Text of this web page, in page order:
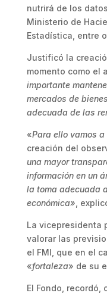
nutrirá de los
Ministerio de
Estadística, entre
Justificó la
momento como el
importante
mercados de
adecuada de las
«Para ello vamos
creación del
una mayor
información en un
la toma adecuada
económica» ,
La vicepresidenta
valorar las
el FMI, que en el
«fortaleza» de su
El Fondo, recordó,